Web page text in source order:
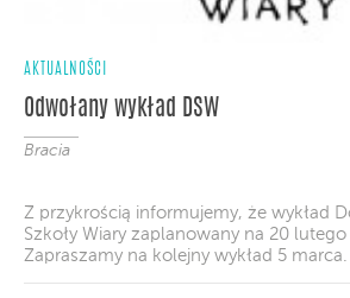
AKTUALNOŚCI
Odwołany wykład DSW
Bracia
Z przykrością informujemy, że wykład
Szkoły Wiary zaplanowany na 20
Zapraszamy na kolejny wykład 5 marca.